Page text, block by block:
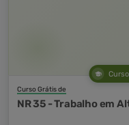
Curso Grátis de
NR 35 - Trabalho em